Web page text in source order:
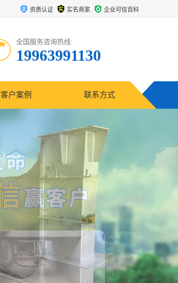
资质认证 实名商家 企业可信百科
全国服务咨询热线:
19963991130
客户案例 联系方式